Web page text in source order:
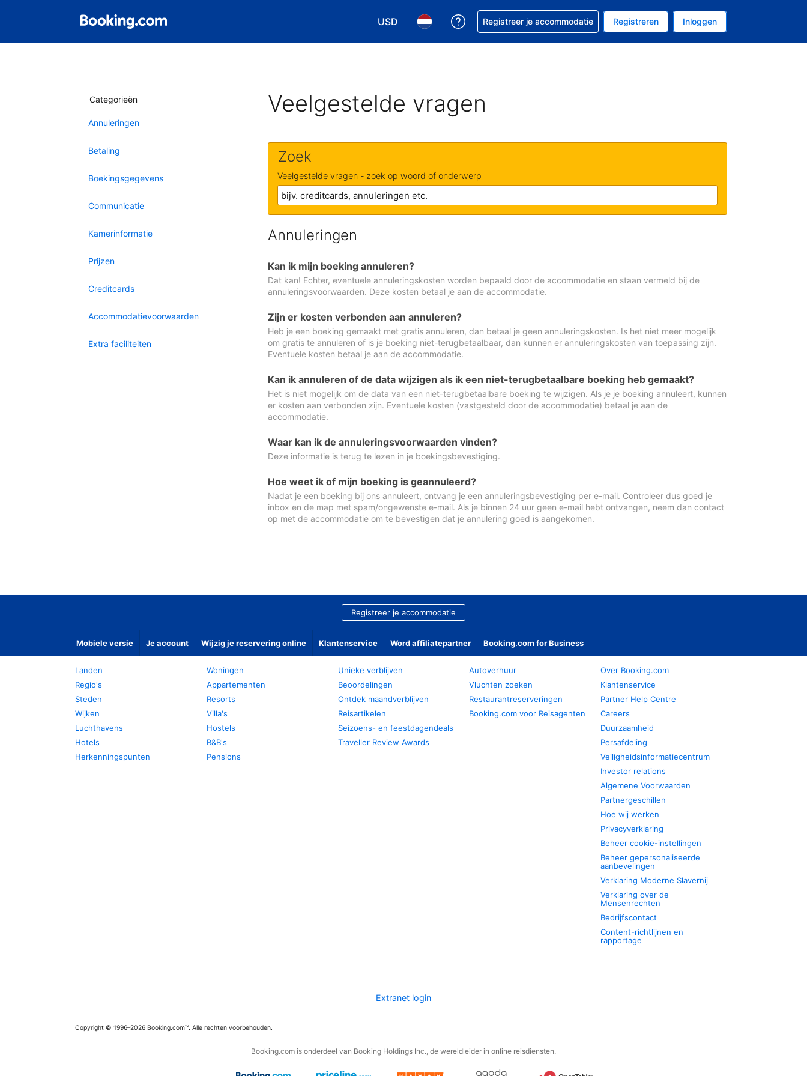
USD
Kies je valuta. Je huidige valuta is Amerikaanse dollar
Kies je taal. Je huidige taal is Nederlands
Krijg hulp bij je reservering
Registreer je accommodatie Registreren Inloggen
Categorieën
Annuleringen
Betaling
Boekingsgegevens
Communicatie
Kamerinformatie
Prijzen
Creditcards
Accommodatievoorwaarden
Extra faciliteiten
Veelgestelde vragen
Zoek
Veelgestelde vragen - zoek op woord of onderwerp
Annuleringen
Kan ik mijn boeking annuleren?
Dat kan! Echter, eventuele annuleringskosten worden bepaald door de accommodatie en staan vermeld bij de
annuleringsvoorwaarden. Deze kosten betaal je aan de accommodatie.
Zijn er kosten verbonden aan annuleren?
Heb je een boeking gemaakt met gratis annuleren, dan betaal je geen annuleringskosten. Is het niet meer mogelijk
om gratis te annuleren of is je boeking niet-terugbetaalbaar, dan kunnen er annuleringskosten van toepassing zijn.
Eventuele kosten betaal je aan de accommodatie.
Kan ik annuleren of de data wijzigen als ik een niet-terugbetaalbare boeking heb gemaakt?
Het is niet mogelijk om de data van een niet-terugbetaalbare boeking te wijzigen. Als je je boeking annuleert, kunnen
er kosten aan verbonden zijn. Eventuele kosten (vastgesteld door de accommodatie) betaal je aan de
accommodatie.
Waar kan ik de annuleringsvoorwaarden vinden?
Deze informatie is terug te lezen in je boekingsbevestiging.
Hoe weet ik of mijn boeking is geannuleerd?
Nadat je een boeking bij ons annuleert, ontvang je een annuleringsbevestiging per e-mail. Controleer dus goed je
inbox en de map met spam/ongewenste e-mail. Als je binnen 24 uur geen e-mail hebt ontvangen, neem dan contact
op met de accommodatie om te bevestigen dat je annulering goed is aangekomen.
Registreer je accommodatie
Mobiele versie Je account Wijzig je reservering online Klantenservice Word affiliatepartner Booking.com for Business
Landen
Regio's
Steden
Wijken
Luchthavens
Hotels
Herkenningspunten
Woningen
Appartementen
Resorts
Villa's
Hostels
B&B's
Pensions
Unieke verblijven
Beoordelingen
Ontdek maandverblijven
Reisartikelen
Seizoens- en feestdagendeals
Traveller Review Awards
Autoverhuur
Vluchten zoeken
Restaurantreserveringen
Booking.com voor Reisagenten
Over Booking.com
Klantenservice
Partner Help Centre
Careers
Duurzaamheid
Persafdeling
Veiligheidsinformatiecentrum
Investor relations
Algemene Voorwaarden
Partnergeschillen
Hoe wij werken
Privacyverklaring
Beheer cookie-instellingen
Beheer gepersonaliseerde
aanbevelingen
Verklaring Moderne Slavernij
Verklaring over de
Mensenrechten
Bedrijfscontact
Content-richtlijnen en
rapportage
Extranet login
Copyright © 1996–2026 Booking.com™. Alle rechten voorbehouden.
Booking.com is onderdeel van Booking Holdings Inc., de wereldleider in online reisdiensten.